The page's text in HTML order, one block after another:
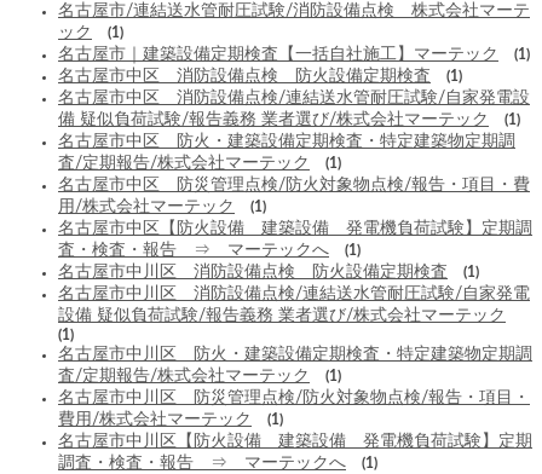
名古屋市/連結送水管耐圧試験/消防設備点検 株式会社マーテ
ック
(1)
名古屋市｜建築設備定期検査【一括自社施工】マーテック (1)
名古屋市中区 消防設備点検 防火設備定期検査 (1)
名古屋市中区 消防設備点検/連結送水管耐圧試験/自家発電設
備 疑似負荷試験/報告義務 業者選び/株式会社マーテック
(1)
名古屋市中区 防火・建築設備定期検査・特定建築物定期調
査/定期報告/株式会社マーテック
(1)
名古屋市中区 防災管理点検/防火対象物点検/報告・項目・費
用/株式会社マーテック
(1)
名古屋市中区【防火設備 建築設備 発電機負荷試験】定期調
査・検査・報告 ⇒ マーテックへ
(1)
名古屋市中川区 消防設備点検 防火設備定期検査 (1)
名古屋市中川区 消防設備点検/連結送水管耐圧試験/自家発電
設備 疑似負荷試験/報告義務 業者選び/株式会社マーテック
(1)
名古屋市中川区 防火・建築設備定期検査・特定建築物定期調
査/定期報告/株式会社マーテック
(1)
名古屋市中川区 防災管理点検/防火対象物点検/報告・項目・
費用/株式会社マーテック
(1)
名古屋市中川区【防火設備 建築設備 発電機負荷試験】定期
調査・検査・報告 ⇒ マーテックへ
(1)